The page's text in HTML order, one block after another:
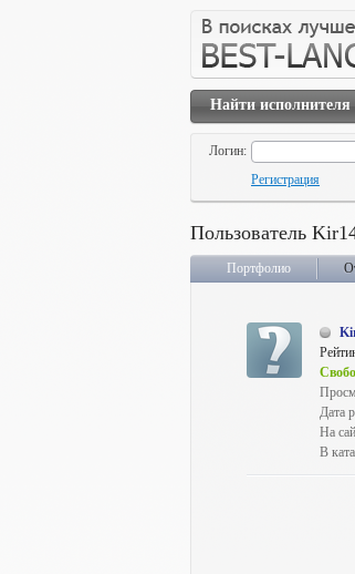
Найти исполнителя
Логин:
Регистрация
Пользователь
Портфолио
Дата
На
В